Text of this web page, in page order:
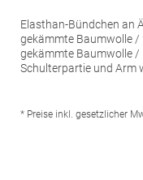
Elasthan-Bündchen an Ärmeln und
gekämmte Baumwolle /
gekämmte Baumwolle / 15%
Schulterpartie und Arm
g/
Polyester (Sports Grey:
* Preise inkl. gesetzlicher